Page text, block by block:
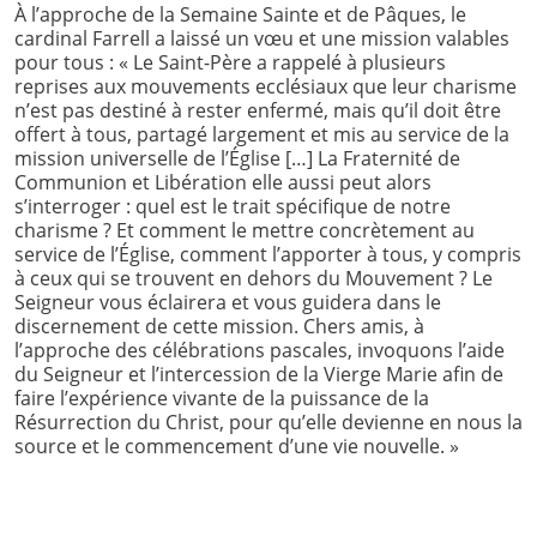
À l’approche de la Semaine Sainte et de Pâques, le
cardinal Farrell a laissé un vœu et une mission valables
pour tous : « Le Saint-Père a rappelé à plusieurs
reprises aux mouvements ecclésiaux que leur charisme
n’est pas destiné à rester enfermé, mais qu’il doit être
offert à tous, partagé largement et mis au service de la
mission universelle de l’Église […] La Fraternité de
Communion et Libération elle aussi peut alors
s’interroger : quel est le trait spécifique de notre
charisme ? Et comment le mettre concrètement au
service de l’Église, comment l’apporter à tous, y compris
à ceux qui se trouvent en dehors du Mouvement ? Le
Seigneur vous éclairera et vous guidera dans le
discernement de cette mission. Chers amis, à
l’approche des célébrations pascales, invoquons l’aide
du Seigneur et l’intercession de la Vierge Marie afin de
faire l’expérience vivante de la puissance de la
Résurrection du Christ, pour qu’elle devienne en nous la
source et le commencement d’une vie nouvelle. »